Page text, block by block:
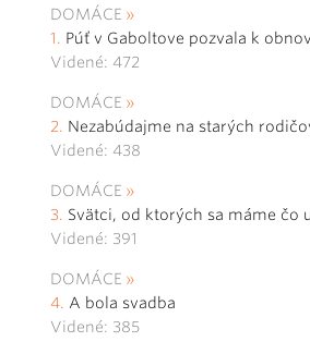
DOMÁCE
Púť v Gaboltove pozvala k
Videné: 472
DOMÁCE
Nezabúdajme na starých
Videné: 438
DOMÁCE
Svätci, od ktorých sa máme čo
Videné: 391
DOMÁCE
A bola svadba
Videné: 385